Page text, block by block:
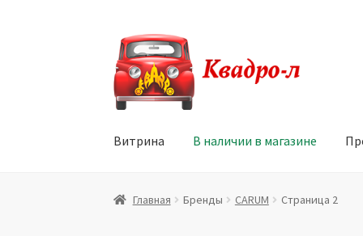
Перейти
к
навигации
Перейти
к
содержимому
Витрина В наличии в магазине
Главная Витрина Мой аккаунт Политика в
Главная Бренды CARUM Страница 2